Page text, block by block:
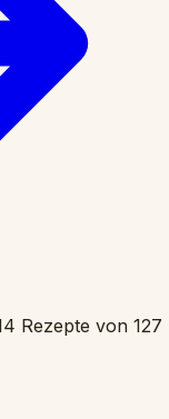
Rezepte von 127